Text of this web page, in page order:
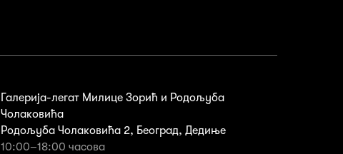
Галерија-легат Милице Зорић и Родољуба
Чолаковића
Родољуба Чолаковића 2, Београд, Дедиње
10:00–18:00 часова